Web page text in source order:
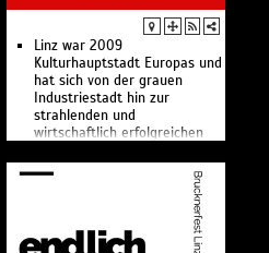
Linz war 2009
Kulturhauptstadt Europas und
hat sich von der grauen
Industriestadt hin zur
strahlenden und
wirtschaftlich erfolgreichen